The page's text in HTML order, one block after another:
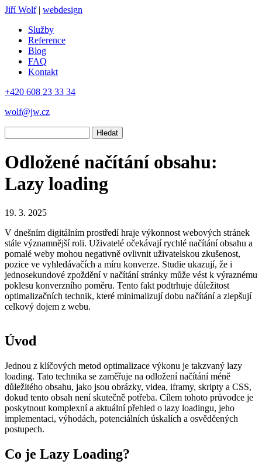
Jiří Wolf | webdesign
Služby
Reference
Blog
FAQ
Kontakt
+420 608 23 33 34
wolf@jw.cz
Odložené načítání obsahu:
Lazy loading
19. 3. 2025
V dnešním digitálním prostředí hraje výkonnost webových stránek
stále významnější roli. Uživatelé očekávají rychlé načítání obsahu a
pomalé weby mohou negativně ovlivnit uživatelskou zkušenost,
pozice ve vyhledávačích a míru konverze. Studie ukazují, že i
jednosekundové zpoždění v načítání stránky může vést k výraznému
poklesu konverzního poměru. Tento fakt podtrhuje důležitost
optimalizačních technik, které minimalizují dobu načítání a zlepšují
celkový dojem z webu.
Úvod
Jednou z klíčových metod optimalizace výkonu je takzvaný lazy
loading. Tato technika se zaměřuje na odložení načítání méně
důležitého obsahu, jako jsou obrázky, videa, iframy, skripty a CSS,
dokud tento obsah není skutečně potřeba. Cílem tohoto průvodce je
poskytnout komplexní a aktuální přehled o lazy loadingu, jeho
implementaci, výhodách, potenciálních úskalích a osvědčených
postupech.
Co je Lazy Loading?